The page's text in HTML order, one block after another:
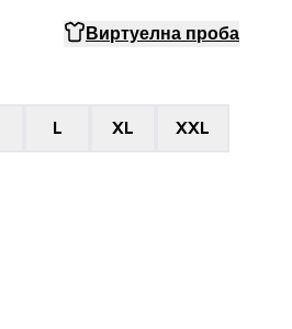
Виртуелна проба
L XL XXL